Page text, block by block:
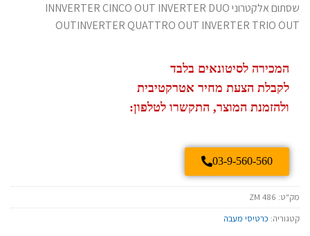
שסתום אלקטרוני INNVERTER CINCO OUT INVERTER DUO
OUTINVERTER QUATTRO OUT INVERTER TRIO OUT
המכירה לסיטונאים בלבד
לקבלת הצעת מחיר אטרקטיבית
ולהזמנת המוצר, התקשרו לטלפון:
03-9-560-560
מק"ט: ZM 486
קטגוריה: כרטיסי מעבה